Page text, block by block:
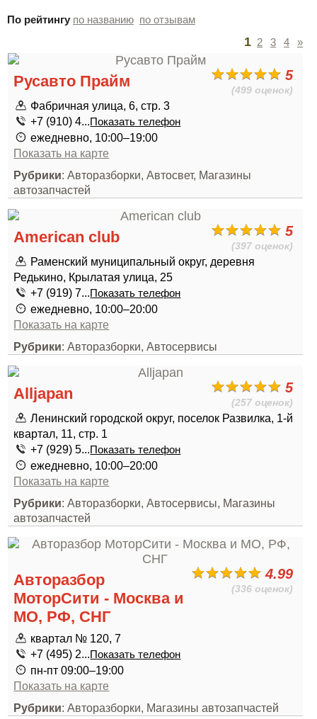
По рейтингу по названию по отзывам
1 2 3 4 »
5
(499 оценок)
Русавто Прайм
Фабричная улица, 6, стр. 3
+7 (910) 4...Показать телефон
ежедневно, 10:00–19:00
Показать на карте
Рубрики: Авторазборки, Автосвет, Магазины
автозапчастей
5
(397 оценок)
American club
Раменский муниципальный округ, деревня
Редькино, Крылатая улица, 25
+7 (919) 7...Показать телефон
ежедневно, 10:00–20:00
Показать на карте
Рубрики: Авторазборки, Автосервисы
5
(257 оценок)
Alljapan
Ленинский городской округ, поселок Развилка, 1-й
квартал, 11, стр. 1
+7 (929) 5...Показать телефон
ежедневно, 10:00–20:00
Показать на карте
Рубрики: Авторазборки, Автосервисы, Магазины
автозапчастей
4.99
(336 оценок)
Авторазбор
МоторСити - Москва и
МО, РФ, СНГ
квартал № 120, 7
+7 (495) 2...Показать телефон
пн-пт 09:00–19:00
Показать на карте
Рубрики: Авторазборки, Магазины автозапчастей